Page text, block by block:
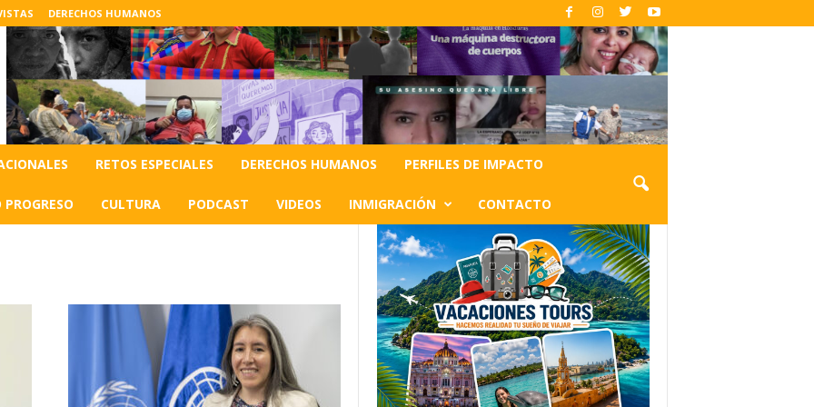
DERECHOS HUMANOS
RETOS ESPECIALES DERECHOS HUMANOS PERFILES DE IMPACTO
PROGRESO CULTURA PODCAST VIDEOS INMIGRACIÓN CONTACTO